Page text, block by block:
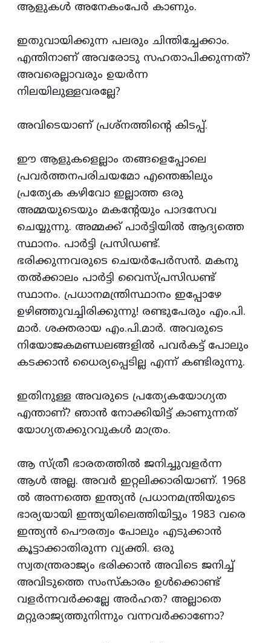
ആളുകള്‍ അനേകംപേര്‍ കാണും.
ഇതുവായിക്കുന്ന പലരും ചിന്തിച്ചേക്കാം.
എന്തിനാണ്‌ അവരോടു സഹതാപിക്കുന്നത്‌?
അവരെല്ലാവരും ഉയര്‍ന്ന
നിലയിലുള്ളവരല്ലേ?
അവിടെയാണ്‌ പ്രശ്‌നത്തിന്റെ കിടപ്പ്‌.
ഈ ആളുകളെല്ലാം തങ്ങളെപ്പോലെ
പ്രവര്‍ത്തനപരിചയമോ എന്തെങ്കിലും
പ്രത്യേക കഴിവോ ഇല്ലാത്ത ഒരു
അമ്മയുടെയും മകന്റേയും പാദസേവ
ചെയ്യുന്നു. അമ്മക്ക്‌ പാര്‍ട്ടിയില്‍ ആദ്യത്തെ
സ്ഥാനം. പാര്‍ട്ടി പ്രസിഡണ്ട്‌.
ഭരിക്കുന്നവരുടെ ചെയര്‍പേര്‍സന്‍. മകനു
തല്‍ക്കാലം പാര്‍ട്ടി വൈസ്‌പ്രസിഡണ്ട്‌
സ്ഥാനം. പ്രധാനമന്ത്രിസ്ഥാനം ഇപ്പോഴേ
ഉഴിഞ്ഞുവച്ചിരിക്കുന്നു! രണ്ടുപേരും എം.പി.
മാര്‍. ശക്തരായ എം.പി.മാര്‍. അവരുടെ
നിയോജകമണ്ഡലങ്ങളില്‍ പവര്‍കട്ട്‌ പോലും
കടക്കാന്‍ ധൈര്യപ്പെടില്ല എന്ന്‌ കണ്ടിരുന്നു.
ഇതിനുള്ള അവരുടെ പ്രത്യേകയോഗ്യത
എന്താണ്‌? ഞാന്‍ നോക്കിയിട്ട്‌ കാണുന്നത്‌
യോഗ്യതക്കുറവുകള്‍ മാത്രം.
ആ സ്‌ത്രീ ഭാരതത്തില്‍ ജനിച്ചുവളര്‍ന്ന
ആള്‍ അല്ല. അവര്‍ ഇറ്റലിക്കാരിയാണ്‌. 1968
ല്‍ അന്നത്തെ ഇന്ത്യന്‍ പ്രധാനമന്ത്രിയുടെ
ഭാര്യയായി ഇന്ത്യയിലെത്തിയിട്ടും 1983 വരെ
ഇന്ത്യന്‍ പൌരത്വം പോലും എടുക്കാന്‍
കൂട്ടാക്കാതിരുന്ന വ്യക്തി. ഒരു
സ്വതന്ത്രരാജ്യം ഭരിക്കാന്‍ അവിടെ ജനിച്ച്‌
അവിടുത്തെ സംസ്‌കാരം ഉള്‍ക്കൊണ്ട്‌
വളര്‍ന്നവര്‍ക്കല്ലേ അര്‍ഹത? അല്ലാതെ
മറ്റുരാജ്യത്തുനിന്നും വന്നവര്‍ക്കാണോ?